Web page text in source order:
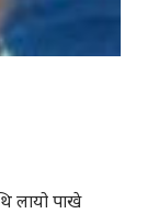
मा लगाउं: बन्द
" - ड्राइभर
लायो पाखे